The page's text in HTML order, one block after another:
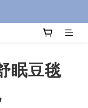
，外島地區請洽客服)
，外島地區請洽客服)
眠豆毯